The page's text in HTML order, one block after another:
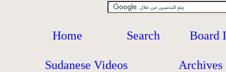
Home Search Board
Sudanese Videos Archives